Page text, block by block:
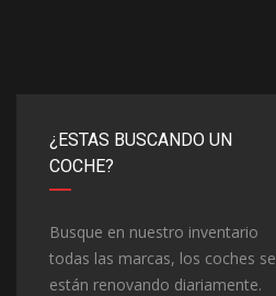
¿ESTAS BUSCANDO UN
COCHE?
Busque en nuestro inventario
todas las marcas, los coches se
están renovando diariamente.